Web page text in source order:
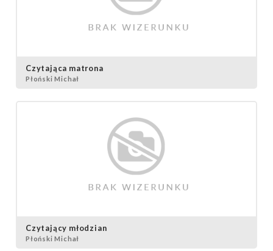
Czytająca matrona
Płoński Michał
Czytający młodzian
Płoński Michał